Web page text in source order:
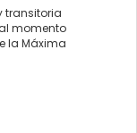
transitoria
momento
la Máxima